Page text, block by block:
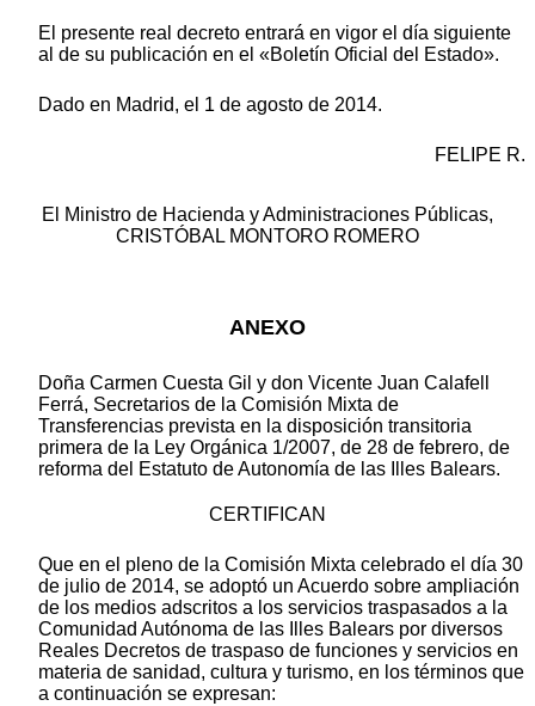
El presente real decreto entrará en vigor el día siguiente
al de su publicación en el «Boletín Oficial del Estado».
Dado en Madrid, el 1 de agosto de 2014.
FELIPE R.
El Ministro de Hacienda y Administraciones Públicas,
CRISTÓBAL MONTORO ROMERO
ANEXO
Doña Carmen Cuesta Gil y don Vicente Juan Calafell
Ferrá, Secretarios de la Comisión Mixta de
Transferencias prevista en la disposición transitoria
primera de la Ley Orgánica 1/2007, de 28 de febrero, de
reforma del Estatuto de Autonomía de las Illes Balears.
CERTIFICAN
Que en el pleno de la Comisión Mixta celebrado el día 30
de julio de 2014, se adoptó un Acuerdo sobre ampliación
de los medios adscritos a los servicios traspasados a la
Comunidad Autónoma de las Illes Balears por diversos
Reales Decretos de traspaso de funciones y servicios en
materia de sanidad, cultura y turismo, en los términos que
a continuación se expresan: